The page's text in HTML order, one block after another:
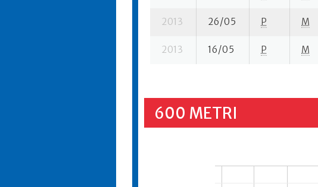
2013 26/05 P M
2013 16/05 P M
600 METRI